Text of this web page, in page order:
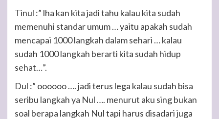
Tinul :” lha kan kita jadi tahu kalau kita sudah
memenuhi standar umum … yaitu apakah sudah
mencapai 1000 langkah dalam sehari … kalau
sudah 1000 langkah berarti kita sudah hidup
sehat…”.
Dul :” oooooo …. jadi terus lega kalau sudah bisa
seribu langkah ya Nul …. menurut aku sing bukan
soal berapa langkah Nul tapi harus disadari juga